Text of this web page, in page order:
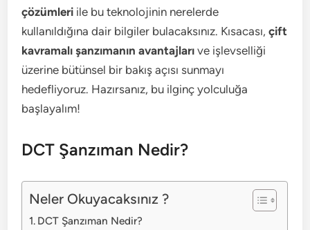
çözümleri ile bu teknolojinin nerelerde
kullanıldığına dair bilgiler bulacaksınız. Kısacası,çift
kavramalı şanzımanın avantajları ve işlevselliği
üzerine bütünsel bir bakış açısı sunmayı
hedefliyoruz. Hazırsanız, bu ilginç yolculuğa
başlayalım!
DCT Şanzıman Nedir?
Neler Okuyacaksınız ?
DCT Şanzıman Nedir?